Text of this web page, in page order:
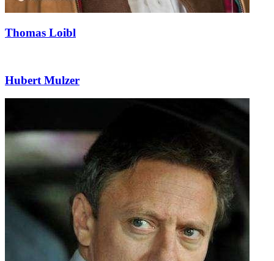
Thomas Loibl
Hubert Mulzer